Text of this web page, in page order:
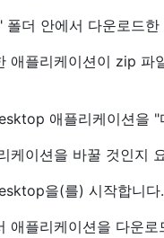
폴더 안에서 다운로드
애플리케이션이 zip 파
애플리케이션을 "
케이션을 바꿀 것인지
을(를) 시작합니다.
애플리케이션을 다운